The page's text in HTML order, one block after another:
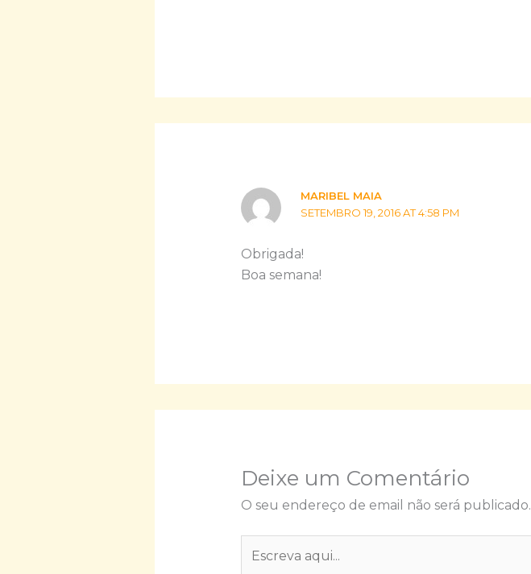
MARIBEL MAIA
SETEMBRO 19, 2016 AT 4:58 PM
Obrigada!
Boa semana!
Deixe um Comentário
O seu endereço de email não será publicado.
aqui...